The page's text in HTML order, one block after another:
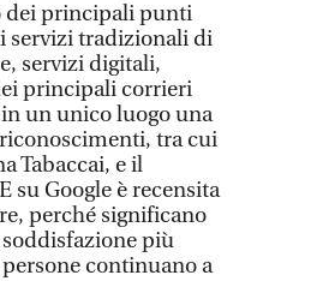
dei principali punti
servizi tradizionali di
servizi digitali,
principali corrieri
un unico luogo una
tra cui
Tabaccai, e il
su Google è recensita
perché significano
più
continuano a